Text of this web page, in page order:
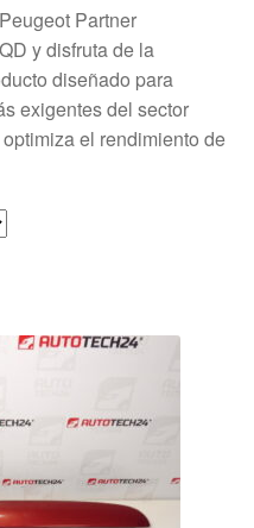
Partner
y disfruta de la
diseñado para
exigentes del sector
el rendimiento de